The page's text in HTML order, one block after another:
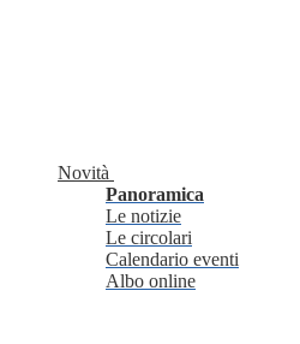
Novità
Panoramica
Le notizie
Le circolari
Calendario eventi
Albo online